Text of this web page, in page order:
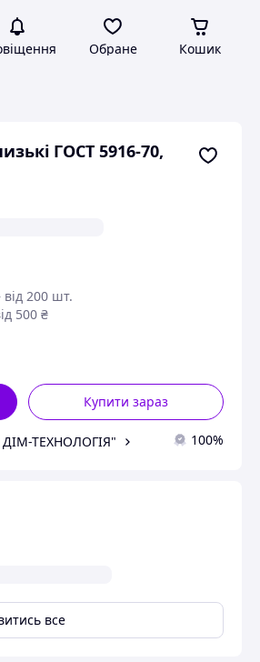
Обране Кошик
ГОСТ 5916-70,
200 шт.
500 ₴
Купити зараз
ТЕХНОЛОГІЯ" 100%
все